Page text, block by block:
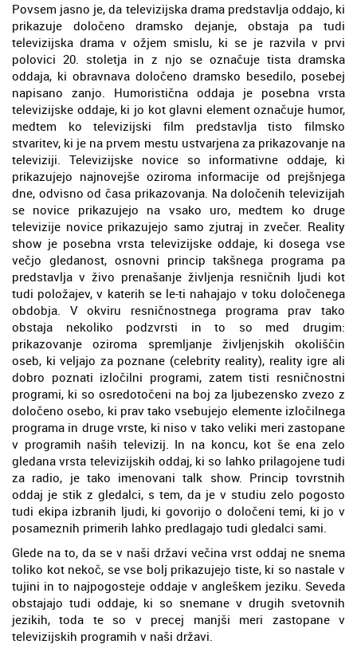
Povsem jasno je, da televizijska drama predstavlja oddajo, ki
prikazuje določeno dramsko dejanje, obstaja pa tudi
televizijska drama v ožjem smislu, ki se je razvila v prvi
polovici 20. stoletja in z njo se označuje tista dramska
oddaja, ki obravnava določeno dramsko besedilo, posebej
napisano zanjo. Humoristična oddaja je posebna vrsta
televizijske oddaje, ki jo kot glavni element označuje humor,
medtem ko televizijski film predstavlja tisto filmsko
stvaritev, ki je na prvem mestu ustvarjena za prikazovanje na
televiziji. Televizijske novice so informativne oddaje, ki
prikazujejo najnovejše oziroma informacije od prejšnjega
dne, odvisno od časa prikazovanja. Na določenih televizijah
se novice prikazujejo na vsako uro, medtem ko druge
televizije novice prikazujejo samo zjutraj in zvečer. Reality
show je posebna vrsta televizijske oddaje, ki dosega vse
večjo gledanost, osnovni princip takšnega programa pa
predstavlja v živo prenašanje življenja resničnih ljudi kot
tudi položajev, v katerih se le-ti nahajajo v toku določenega
obdobja. V okviru resničnostnega programa prav tako
obstaja nekoliko podzvrsti in to so med drugim:
prikazovanje oziroma spremljanje življenjskih okoliščin
oseb, ki veljajo za poznane (celebrity reality), reality igre ali
dobro poznati izločilni programi, zatem tisti resničnostni
programi, ki so osredotočeni na boj za ljubezensko zvezo z
določeno osebo, ki prav tako vsebujejo elemente izločilnega
programa in druge vrste, ki niso v tako veliki meri zastopane
v programih naših televizij. In na koncu, kot še ena zelo
gledana vrsta televizijskih oddaj, ki so lahko prilagojene tudi
za radio, je tako imenovani talk show. Princip tovrstnih
oddaj je stik z gledalci, s tem, da je v studiu zelo pogosto
tudi ekipa izbranih ljudi, ki govorijo o določeni temi, ki jo v
posameznih primerih lahko predlagajo tudi gledalci sami.
Glede na to, da se v naši državi večina vrst oddaj ne snema
toliko kot nekoč, se vse bolj prikazujejo tiste, ki so nastale v
tujini in to najpogosteje oddaje v angleškem jeziku. Seveda
obstajajo tudi oddaje, ki so snemane v drugih svetovnih
jezikih, toda te so v precej manjši meri zastopane v
televizijskih programih v naši državi.